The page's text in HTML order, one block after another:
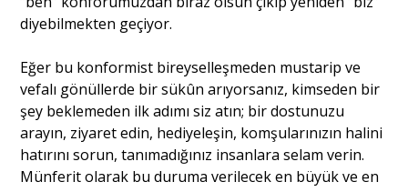
diyebilmekten geçiyor.
Eğer bu konformist bireyselleşmeden mustarip ve
vefalı gönüllerde bir sükûn arıyorsanız, kimseden bir
şey beklemeden ilk adımı siz atın; bir dostunuzu
arayın, ziyaret edin, hediyeleşin, komşularınızın halini
hatırını sorun, tanımadığınız insanlara selam verin.
Münferit olarak bu duruma verilecek en büyük ve en